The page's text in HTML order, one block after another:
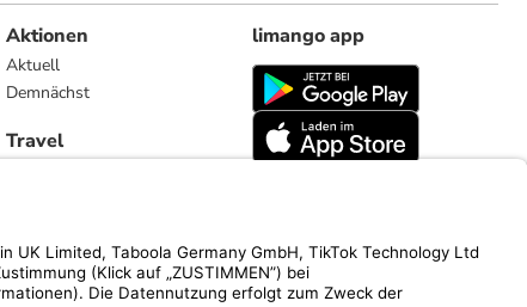
Aktionen
Aktuell
Demnächst
Travel
limango app